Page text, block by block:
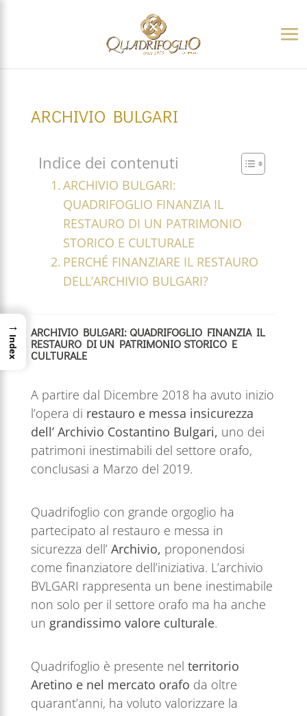
ARCHIVIO BULGARI
Indice dei contenuti
ARCHIVIO BULGARI:
QUADRIFOGLIO FINANZIA IL
RESTAURO DI UN PATRIMONIO
STORICO E CULTURALE
PERCHÉ FINANZIARE IL RESTAURO
DELL’ARCHIVIO BULGARI?
ARCHIVIO BULGARI: QUADRIFOGLIO FINANZIA IL
RESTAURO DI UN PATRIMONIO STORICO E
CULTURALE
A partire dal Dicembre 2018 ha avuto inizio
l’opera di restauro e messa insicurezza
dell’ Archivio Costantino Bulgari, uno dei
patrimoni inestimabili del settore orafo,
conclusasi a Marzo del 2019.
Quadrifoglio con grande orgoglio ha
partecipato al restauro e messa in
sicurezza dell’ Archivio, proponendosi
come finanziatore dell’iniziativa. L’archivio
BVLGARI rappresenta un bene inestimabile
non solo per il settore orafo ma ha anche
un grandissimo valore culturale.
Quadrifoglio è presente nel territorio
Aretino e nel mercato orafo da oltre
quarant’anni, ha voluto valorizzare la
→
Index